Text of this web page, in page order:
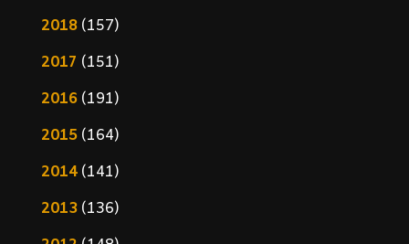
2018(157)
2017 (151)
2016(191)
2015(164)
2014(141)
2013(136)